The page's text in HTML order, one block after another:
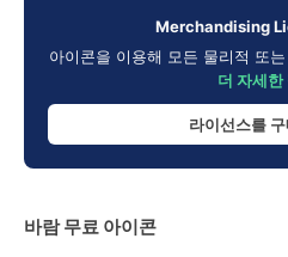
Merchandising
아이콘을 이용해 모든 물리적 또
더 자세한
라이선스를
바람 무료 아이콘